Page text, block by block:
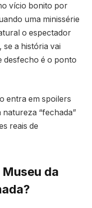
vício bonito por
uma minissérie
o espectador
a história vai
desfecho é o ponto
entra em spoilers
“fechada”
reais de
da